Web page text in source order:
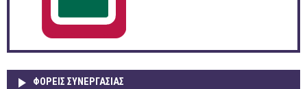
ΦΟΡΕΙΣ ΣΥΝΕΡΓΑΣΙΑΣ